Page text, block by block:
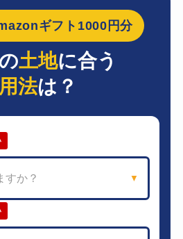
ギフト1000円分
土地に合う
法は？
すか？ ▼